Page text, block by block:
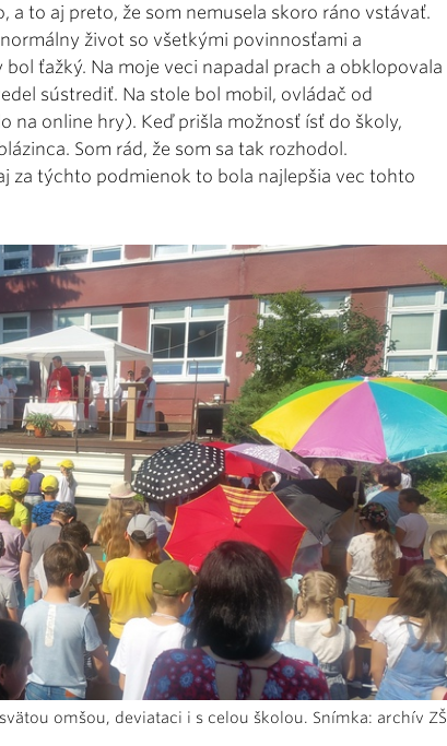
a to aj preto, že som nemusela skoro ráno vstávať.
život so všetkými povinnosťami a
bol ťažký. Na moje veci napadal prach a obklopovala
sústrediť. Na stole bol mobil, ovládač od
na online hry). Keď prišla možnosť ísť do školy,
Som rád, že som sa tak rozhodol.
za týchto podmienok to bola najlepšia vec tohto
omšou, deviataci i s celou školou. Snímka: archív ZŠ